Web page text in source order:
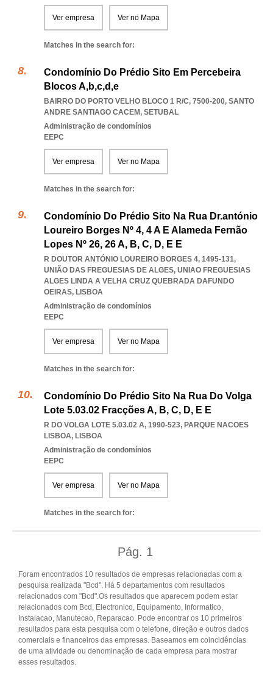
Ver empresa Ver no Mapa
Matches in the search for:
Condomínio Do Prédio Sito Em Percebeira
Blocos A,b,c,d,e
BAIRRO DO PORTO VELHO BLOCO 1 R/C, 7500-200, SANTO
ANDRE SANTIAGO CACEM, SETUBAL
Administração de condomínios
EEPC
Ver empresa Ver no Mapa
Matches in the search for:
Condomínio Do Prédio Sito Na Rua Dr.antónio
Loureiro Borges Nº 4, 4 A E Alameda Fernão
Lopes Nº 26, 26 A, B, C, D, E E
R DOUTOR ANTÓNIO LOUREIRO BORGES 4, 1495-131,
UNIÃO DAS FREGUESIAS DE ALGES, UNIAO FREGUESIAS
ALGES LINDA A VELHA CRUZ QUEBRADA DAFUNDO
OEIRAS, LISBOA
Administração de condomínios
EEPC
Ver empresa Ver no Mapa
Matches in the search for:
Condomínio Do Prédio Sito Na Rua Do Volga
Lote 5.03.02 Fracções A, B, C, D, E E
R DO VOLGA LOTE 5.03.02 A, 1990-523, PARQUE NACOES
LISBOA, LISBOA
Administração de condomínios
EEPC
Ver empresa Ver no Mapa
Matches in the search for:
Pág. 1
Foram encontrados 10 resultados de empresas relacionadas com a
pesquisa realizada "Bcd". Há 5 departamentos com resultados
relacionados com "Bcd".Os resultados que aparecem podem estar
relacionados com Bcd, Electronico, Equipamento, Informatico,
Instalacao, Manutecao, Reparacao. Pode encontrar os 10 primeiros
resultados para esta pesquisa com o telefone, direção e outros dados
comerciais e financeiros das empresas. Baseamos em coincidências
de uma atividade ou denominação de cada empresa para mostrar
esses resultados.